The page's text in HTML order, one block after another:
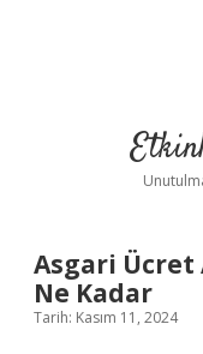
Asgari Ücret
Ne Kadar
Tarih: Kasım 11, 2024